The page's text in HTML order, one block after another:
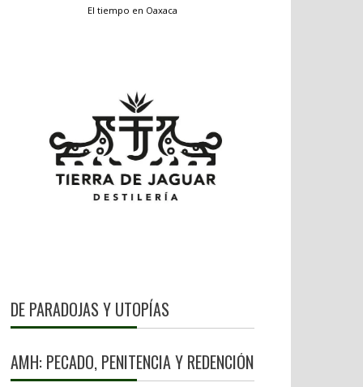
El tiempo en Oaxaca
DE PARADOJAS Y UTOPÍAS
AMH: PECADO, PENITENCIA Y REDENCIÓN